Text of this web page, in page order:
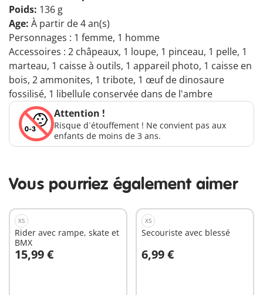
Poids: 136 g
Age: À partir de 4 an(s)
Personnages : 1 femme, 1 homme
Accessoires : 2 châpeaux, 1 loupe, 1 pinceau, 1 pelle, 1
marteau, 1 caisse à outils, 1 appareil photo, 1 caisse en
bois, 2 ammonites, 1 tribote, 1 œuf de dinosaure
fossilisé, 1 libellule conservée dans de l'ambre
Attention !
Risque d´étouffement ! Ne convient pas aux
enfants de moins de 3 ans.
Vous pourriez également aimer
XS
Rider avec rampe, skate et
BMX
15,99 €
Au panier
XS
Secouriste avec blessé
6,99 €
Au panier